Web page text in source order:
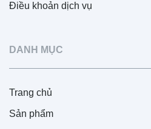
Điều khoản dịch vụ
DANH MỤC
Trang chủ
Sản phẩm